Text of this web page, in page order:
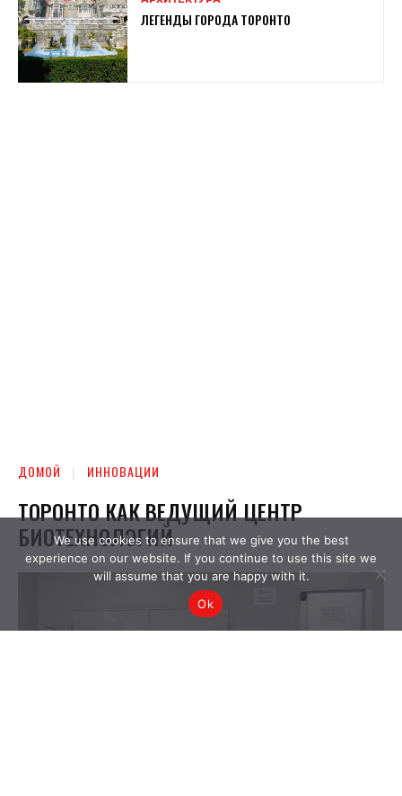
ЛЕГЕНДЫ ГОРОДА ТОРОНТО
We use cookies to ensure that we give you the best
experience on our website. If you continue to use this site we
will assume that you are happy with it.
Ok